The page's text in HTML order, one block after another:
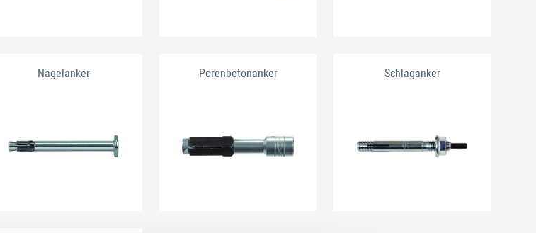
Nagelanker Porenbetonanker Schlaganker